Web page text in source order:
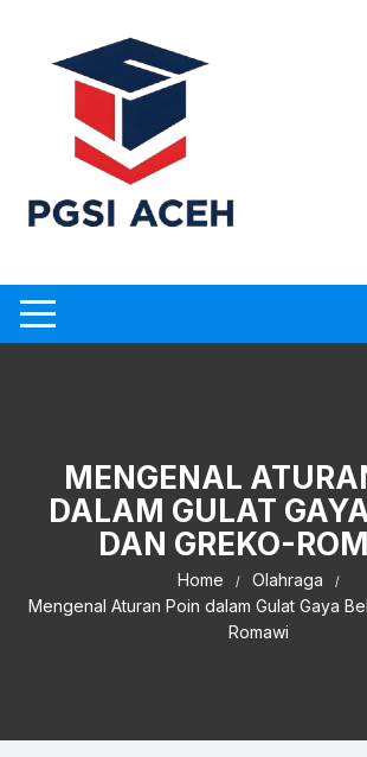
content
MENGENAL
DALAM GULAT
DAN GREKO-
Home
Olahraga
Mengenal Aturan Poin dalam Gulat Gaya
Romawi